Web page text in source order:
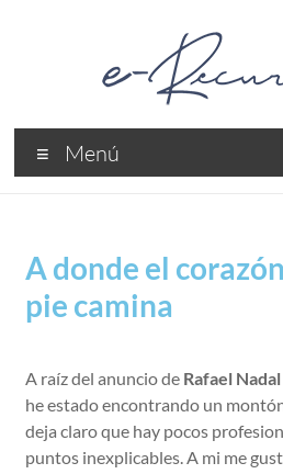
Menú
A donde el
pie camina
A raíz del anuncio de Rafael Nadal
he estado encontrando un
deja claro que hay pocos
puntos inexplicables. A mi me